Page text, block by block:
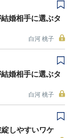
婚相手に選ぶタ
白河 桃子
婚相手に選ぶタ
白河 桃子
しやすいワケ